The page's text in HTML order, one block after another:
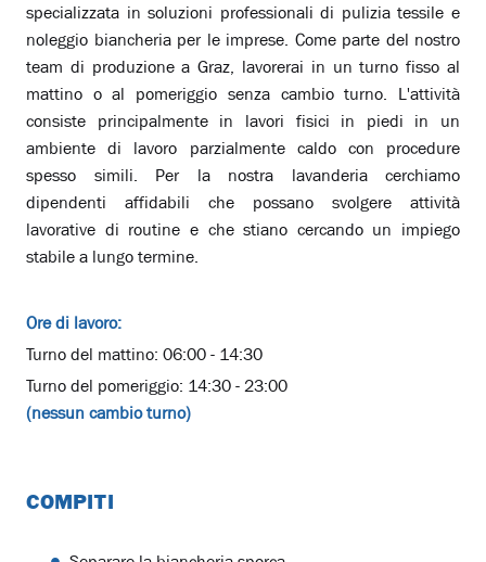
specializzata in soluzioni professionali di pulizia tessile e
noleggio biancheria per le imprese. Come parte del nostro
team di produzione a Graz, lavorerai in un turno fisso al
mattino o al pomeriggio senza cambio turno. L'attività
consiste principalmente in lavori fisici in piedi in un
ambiente di lavoro parzialmente caldo con procedure
spesso simili. Per la nostra lavanderia cerchiamo
dipendenti affidabili che possano svolgere attività
lavorative di routine e che stiano cercando un impiego
stabile a lungo termine.
Ore di lavoro:
Turno del mattino: 06:00 - 14:30
Turno del pomeriggio: 14:30 - 23:00
(nessun cambio turno)
COMPITI